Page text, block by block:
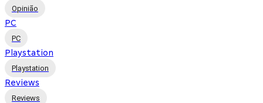
Opinião
PC
PC
Playstation
Playstation
Reviews
Reviews